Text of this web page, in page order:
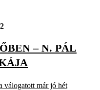
– N. PÁL
már jó hét